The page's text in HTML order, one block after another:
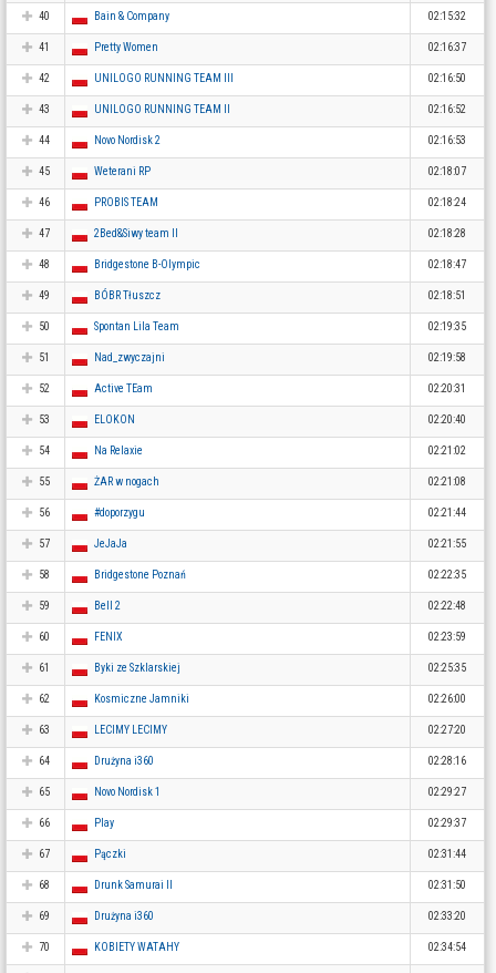
40 Bain & Company 02:15:32
41 Pretty Women 02:16:37
42 UNILOGO RUNNING TEAM III 02:16:50
43 UNILOGO RUNNING TEAM II 02:16:52
44 Novo Nordisk 2 02:16:53
45 Weterani RP 02:18:07
46 PROBIS TEAM 02:18:24
47 2Bed&Siwy team II 02:18:28
48 Bridgestone B-Olympic 02:18:47
49 BÓBR Tłuszcz 02:18:51
50 Spontan Lila Team 02:19:35
51 Nad_zwyczajni 02:19:58
52 Active TEam 02:20:31
53 ELOKON 02:20:40
54 Na Relaxie 02:21:02
55 ŻAR w nogach 02:21:08
56 #doporzygu 02:21:44
57 JeJaJa 02:21:55
58 Bridgestone Poznań 02:22:35
59 Bell 2 02:22:48
60 FENIX 02:23:59
61 Byki ze Szklarskiej 02:25:35
62 Kosmiczne Jamniki 02:26:00
63 LECIMY LECIMY 02:27:20
64 Drużyna i360 02:28:16
65 Novo Nordisk 1 02:29:27
66 Play 02:29:37
67 Pączki 02:31:44
68 Drunk Samurai II 02:31:50
69 Drużyna i360 02:33:20
70 KOBIETY WATAHY 02:34:54